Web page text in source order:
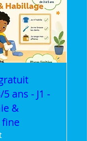
ans - J1 -
&